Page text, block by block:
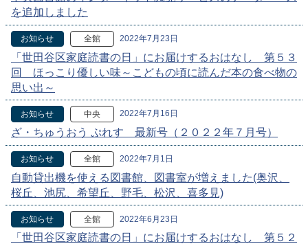
を追加しました
お知らせ 全館 2022年7月23日
「世田谷区家庭読書の日」にお届けするおはなし 第５３
回 ほっこり優しい味～こどもの頃に読んだ本の食べ物の
思い出～
お知らせ 中央 2022年7月16日
ざ・ちゅうおう ぷれす 最新号（２０２２年７月号）
お知らせ 全館 2022年7月1日
自動貸出機を使える図書館、図書室が増えました(奥沢、
桜丘、池尻、希望丘、野毛、松沢、喜多見)
お知らせ 全館 2022年6月23日
「世田谷区家庭読書の日」にお届けするおはなし 第５２